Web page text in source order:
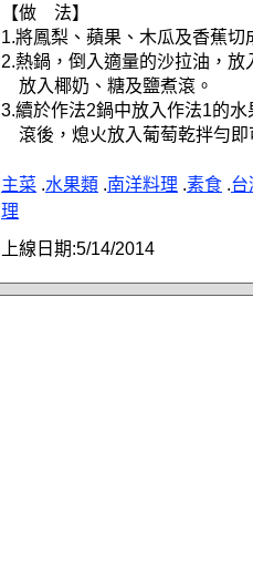
【做 法】
1.將鳳梨、蘋果、木瓜及香蕉切
2.熱鍋，倒入適量的沙拉油，
放入椰奶、糖及鹽煮滾。
3.續於作法2鍋中放入作法1的
滾後，熄火放入葡萄乾拌勻即
主菜 .水果類 .南洋料理 .素食 .台
理
上線日期:5/14/2014